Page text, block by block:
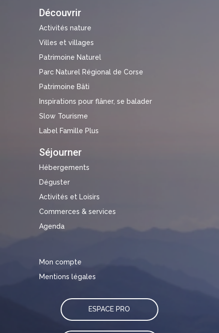
Découvrir
Activités nature
Villes et villages
Patrimoine Naturel
Parc Naturel Régional de Corse
Patrimoine Bâti
Inspirations pour flâner, se balader
Slow Tourisme
Label Famille Plus
Séjourner
Hébergements
Déguster
Activités et Loisirs
Commerces & services
Agenda
Mon compte
Mentions légales
ESPACE PRO